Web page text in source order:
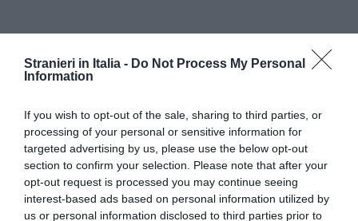
Stranieri in Italia - Do Not Process My Personal
Information
If you wish to opt-out of the sale, sharing to third parties, or
processing of your personal or sensitive information for
targeted advertising by us, please use the below opt-out
section to confirm your selection. Please note that after your
opt-out request is processed you may continue seeing
interest-based ads based on personal information utilized by
us or personal information disclosed to third parties prior to